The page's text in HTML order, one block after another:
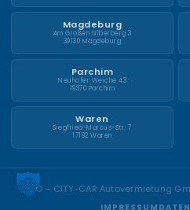
Magdeburg
Am Großen Silberberg 3
39130 Magdeburg
Parchim
Neuhofer Weiche 43
19370 Parchim
Waren
Siegfried-Marcus-Str. 7
17192 Waren
© – CITY-CAR Autovermietung
IMPRESSUM